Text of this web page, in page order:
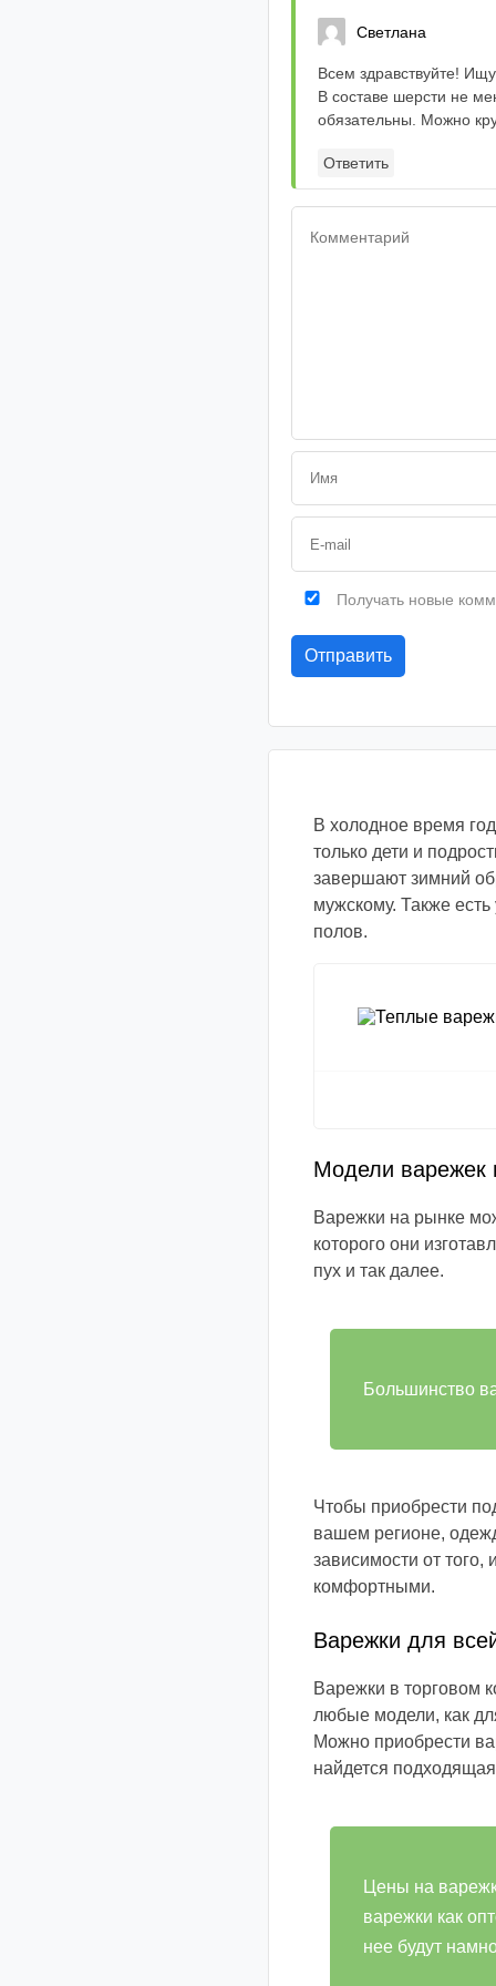
Светлана
Всем здравствуйте!
В составе шерсти не
обязательны. Можно
Ответить
Получать новые
В холодное время
только дети и
завершают зимний
мужскому. Также
полов.
Модели варежек
Варежки на рынке
которого они
пух и так далее.
Большинство
Чтобы приобрести
вашем регионе,
зависимости от того,
комфортными.
Варежки для
Варежки в торговом
любые модели, как
Можно приобрести
найдется
Цены на
варежки как
нее будут